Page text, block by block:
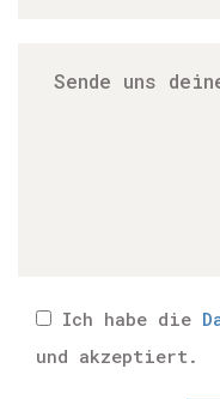
Ich habe die
und akzeptiert.